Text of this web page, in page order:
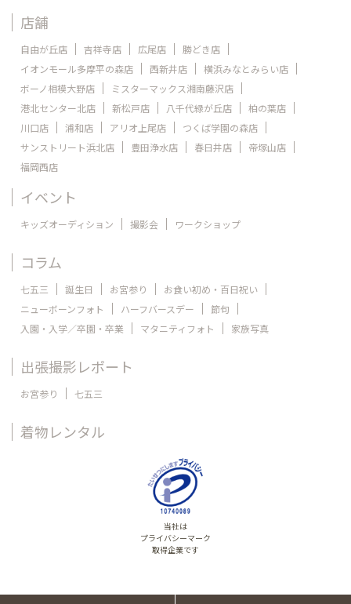
店舗
自由が丘店 吉祥寺店 広尾店
勝どき店
イオンモール多摩平の森店
西新井店
横浜みなとみらい店
ボーノ相模大野店
ミスターマックス湘南藤沢店
港北センター北店
新松戸店 八千代緑が丘店
柏の葉店
川口店
浦和店 アリオ上尾店
つくば学園の森店
サンストリート浜北店
豊田浄水店 春日井店
帝塚山店
福岡西店
イベント
キッズオーディション 撮影会 ワークショップ
コラム
七五三 誕生日 お宮参り
お食い初め・百日祝い
ニューボーンフォト
ハーフバースデー
節句
入園・入学／卒園・卒業
マタニティフォト 家族写真
出張撮影レポート
お宮参り 七五三
着物レンタル
当社は
プライバシーマーク
取得企業です